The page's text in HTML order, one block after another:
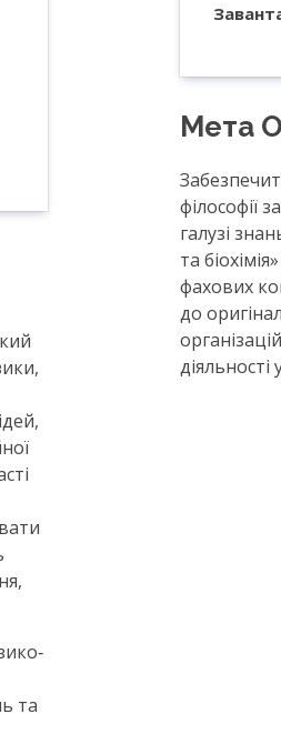
та
Мета
філософії
галузі
та
фахових
до
діяльності